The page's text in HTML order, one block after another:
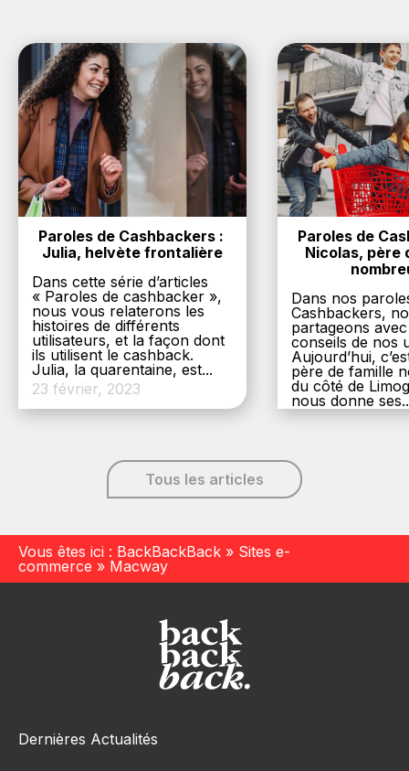
Paroles de Cashbackers :
Julia, helvète frontalière
Dans cette série d’articles
« Paroles de cashbacker »,
nous vous relaterons les
histoires de différents
utilisateurs, et la façon dont
ils utilisent le cashback.
Julia, la quarentaine, est...
23 février, 2023
Paroles de
Nicolas, père
Dans nos
Cashbackers,
partageons
conseils de nos
Aujourd’hui,
père de famille
du côté de
nous donne
Tous les articles
Vous êtes ici : BackBackBack » Sites e-
commerce » Macway
Dernières Actualités